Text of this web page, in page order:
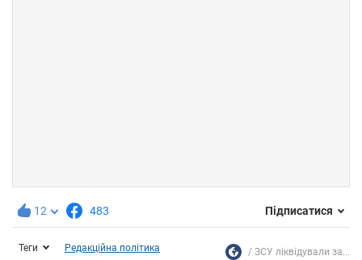
12 483 Підписатися
Теги Редакційна політика ЗСУ ліквідували за...